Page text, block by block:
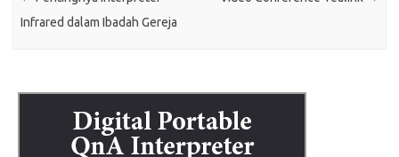
Infrared dalam Ibadah Gereja